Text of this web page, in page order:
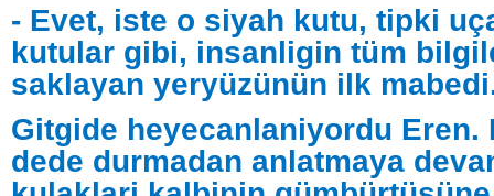
- Evet, iste o siyah kutu, tipki
kutular gibi, insanligin tüm
saklayan yeryüzünün ilk
Gitgide heyecanlaniyordu Eren.
dede durmadan anlatmaya